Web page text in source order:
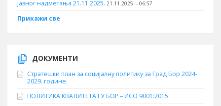
јавног надметања 21.11.2025. 21.11.2025. - 06:57
Прикажи све
ДОКУМЕНТИ
Стратешки план за социјалну политику за Град Бор 2024-
2029. године
ПОЛИТИКА КВАЛИТЕТА ГУ БОР – ИСО 9001:2015